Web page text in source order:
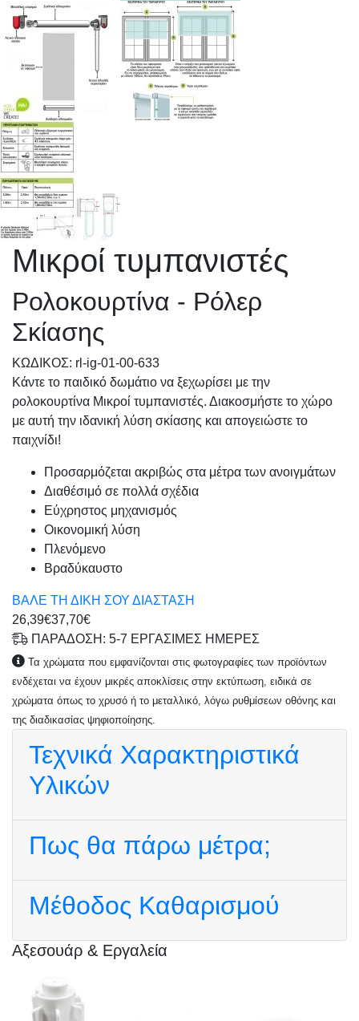
Μικροί τυμπανιστές
Ρολοκουρτίνα - Ρόλερ
Σκίασης
KΩΔΙΚΟΣ: rl-ig-01-00-633
Κάντε το παιδικό δωμάτιο να ξεχωρίσει με την
ρολοκουρτίνα Μικροί τυμπανιστές. Διακοσμήστε το χώρο
με αυτή την ιδανική λύση σκίασης και απογειώστε το
παιχνίδι!
Προσαρμόζεται ακριβώς στα μέτρα των ανοιγμάτων
Διαθέσιμό σε πολλά σχέδια
Εύχρηστος μηχανισμός
Οικονομική λύση
Πλενόμενο
Βραδύκαυστο
ΒΑΛΕ ΤΗ ΔΙΚΗ ΣΟΥ ΔΙΑΣΤΑΣΗ
26,39€37,70€
ΠΑΡΑΔΟΣΗ: 5-7 ΕΡΓΑΣΙΜΕΣ ΗΜΕΡΕΣ
Τα χρώματα που εμφανίζονται στις φωτογραφίες των προϊόντων
ενδέχεται να έχουν μικρές αποκλίσεις στην εκτύπωση, ειδικά σε
χρώματα όπως το χρυσό ή το μεταλλικό, λόγω ρυθμίσεων οθόνης και
της διαδικασίας ψηφιοποίησης.
Τεχνικά Χαρακτηριστικά
Υλικών
Πως θα πάρω μέτρα;
Μέθοδος Καθαρισμού
Αξεσουάρ & Εργαλεία